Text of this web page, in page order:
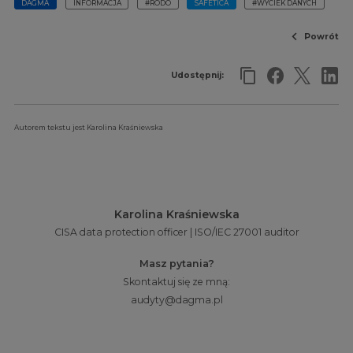
DAGMA INFORMACJA #RODO SAFETICA #WYCIEK DANYCH
Powrót
Udostępnij:
Autorem tekstu jest Karolina Kraśniewska
Karolina Kraśniewska
CISA data protection officer | ISO/IEC 27001 auditor
Masz pytania?
Skontaktuj się ze mną:
audyty@dagma.pl